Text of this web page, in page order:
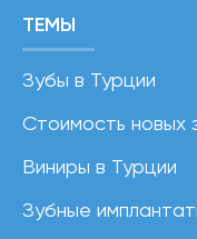
ТЕМЫ
Зубы в Турции
Стоимость новых
Виниры в Турции
Зубные